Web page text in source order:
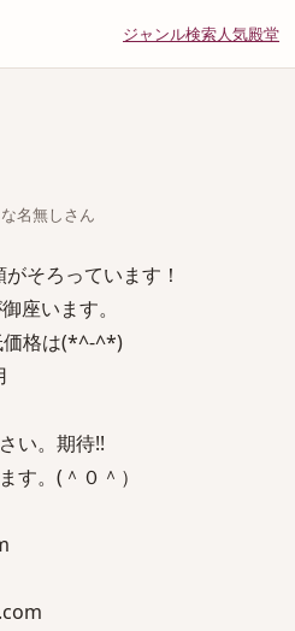
ジャンル検索人気殿堂
名無しさん
そろっています！
座います。
価格は(*^-^*)
い。期待!!
。(＾０＾）